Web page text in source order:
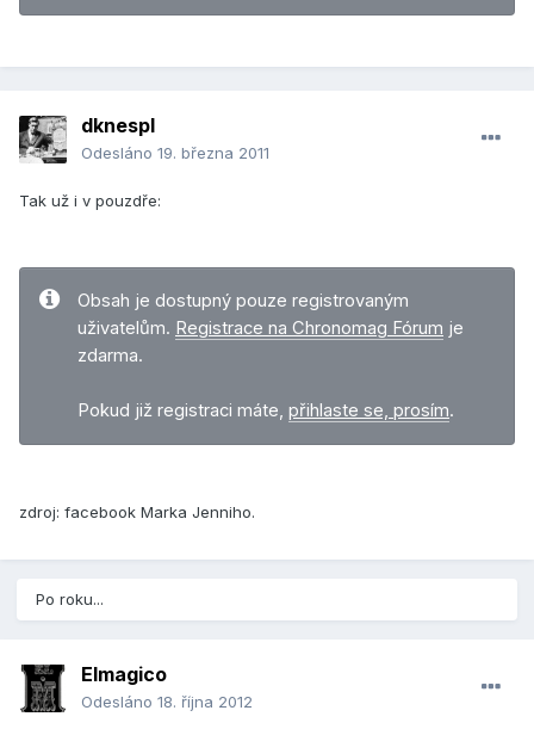
dknespl
Odesláno 19. března 2011
Tak už i v pouzdře:
Obsah je dostupný pouze registrovaným
uživatelům. Registrace na Chronomag Fórum je
zdarma.
Pokud již registraci máte, přihlaste se, prosím.
zdroj: facebook Marka Jenniho.
Po roku...
Elmagico
Odesláno 18. října 2012